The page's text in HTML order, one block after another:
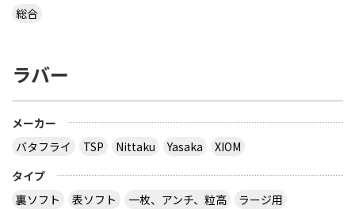
総合
ラバー
メーカー
バタフライ
TSP Nittaku Yasaka
XIOM
タイプ
裏ソフト
表ソフト 一枚、アンチ、粒高 ラージ用